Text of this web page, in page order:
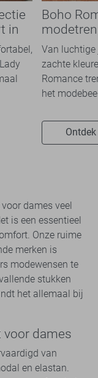
in
Boho
overal
Van luchtige
zachte
Romance
het
dames veel
is een essentieel
Onze ruime
merken is
modewensen te
stukken
het allemaal bij
voor dames
van
en elastan.